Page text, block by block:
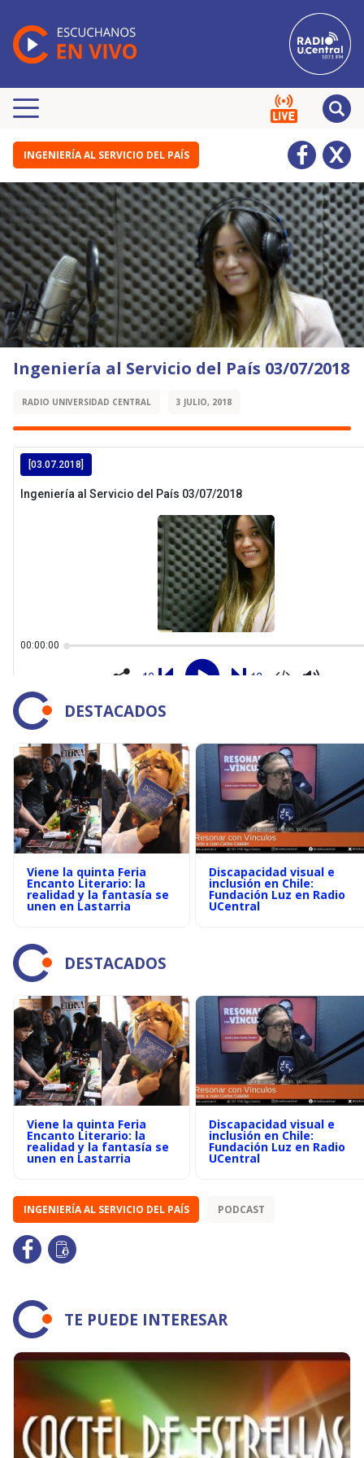
INGENIERÍA AL SERVICIO DEL PAÍS
Ingeniería al Servicio del País 03/07/2018
RADIO UNIVERSIDAD CENTRAL 3 JULIO, 2018
DESTACADOS
Viene la quinta Feria
Encanto Literario: la
realidad y la fantasía se
unen en Lastarria
Discapacidad visual e
inclusión en Chile:
Fundación Luz en Radio
UCentral
DESTACADOS
Viene la quinta Feria
Encanto Literario: la
realidad y la fantasía se
unen en Lastarria
Discapacidad visual e
inclusión en Chile:
Fundación Luz en Radio
UCentral
INGENIERÍA AL SERVICIO DEL PAÍS PODCAST
TE PUEDE INTERESAR